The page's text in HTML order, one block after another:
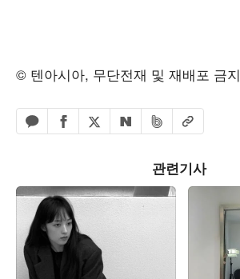
© 텐아시아, 무단전재 및 재배포 금지
카카오톡 공유하기
페이스북 공유하기
엑스 공유하기
네이버 공유하기
밴드 공유하기
URL복사
관련기사